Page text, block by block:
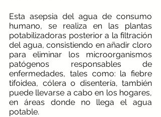
Esta asepsia del agua de consumo
humano, se realiza en las plantas
potabilizadoras posterior a la filtración
del agua, consistiendo en añadir cloro
para eliminar los microorganismos
patógenos responsables de
enfermedades, tales como: la fiebre
tifoidea, cólera o disentería, también
puede llevarse a cabo en los hogares,
en áreas donde no llega el agua
potable.